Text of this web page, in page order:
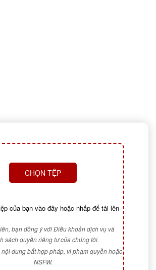
CHỌN TỆP
của bạn vào đây hoặc nhấp để tải lên
bạn đồng ý với Điều khoản dịch vụ và
sách quyền riêng tư của chúng tôi.
dung bất hợp pháp, vi phạm quyền hoặc
NSFW.